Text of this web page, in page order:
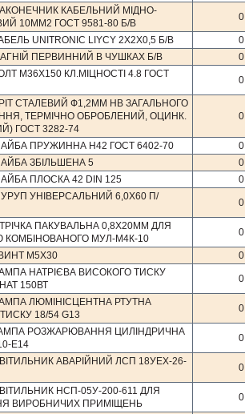
КАБЕЛЬНИЙ МIДНО-
10ММ2 ГОСТ 9581-80 Б/В
0
UNITRONIC LIYCY 2Х2Х0,5 Б/В 0
ПЕРВИННИЙ В ЧУШКАХ Б/В 0
М36Х150 КЛ.МІЦНОСТІ 4.8 ГОСТ
0
СТАЛЕВИЙ Ф1,2ММ НВ ЗАГАЛЬНОГО
ТЕРМІЧНО ОБРОБЛЕНИЙ, ОЦИНК.
ГОСТ 3282-74
0
ПРУЖИННА Н42 ГОСТ 6402-70 0
ЗБІЛЬШЕНА 5 0
ПЛОСКА 42 DIN 125 0
УНІВЕРСАЛЬНИЙ 6,0Х60 П/
0
ПАКУВАЛЬНА 0,8Х20ММ ДЛЯ
МУЛ-М4К-10
0
М5Х30 0
НАТРІЄВА ВИСОКОГО ТИСКУ
150ВТ
0
ЛЮМІНІСЦЕНТНА РТУТНА
18/54 G13
0
РОЗЖАРЮВАННЯ ЦИЛІНДРИЧНА
Е14
0
АВАРІЙНИЙ ЛСП 18УЕХ-26-
0
НСП-05У-200-611 ДЛЯ
ВИРОБНИЧИХ ПРИМІЩЕНЬ
0